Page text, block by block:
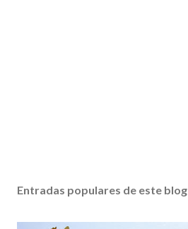
Entradas populares de este blog